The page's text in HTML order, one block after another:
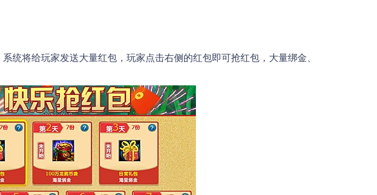
将给玩家发送大量红包，玩家点击右侧的红包即可抢红包，大量绑金、